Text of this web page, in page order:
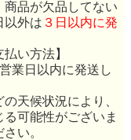
商品が欠品してない
以外は ３日以内に発
い方法】
業日以内に発送し
天候状況により、
可能性がございま
い。